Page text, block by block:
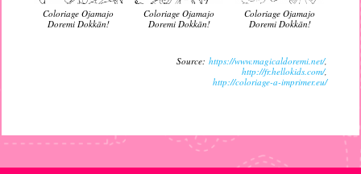
Coloriage Ojamajo
Doremi Dokkān!
Coloriage Ojamajo
Doremi Dokkān!
Coloriage Ojamajo
Doremi Dokkān!
Source: https://www.magicaldoremi.net/,
http://fr.hellokids.com/,
http://coloriage-a-imprimer.eu/